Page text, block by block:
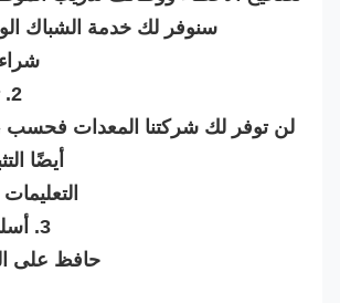
سنوفر لك خدمة الشباك
شراء
لن توفر لك شركتنا المعدات فحسب ،
أيضًا
التعليمات
حافظ على